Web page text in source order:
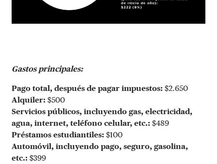
Gastos principales:
Pago total, después de pagar impuestos: $2.650
Alquiler: $500
Servicios públicos, incluyendo gas, electricidad,
agua, internet, teléfono celular, etc.: $489
Préstamos estudiantiles: $100
Automóvil, incluyendo pago, seguro, gasolina,
etc.: $399